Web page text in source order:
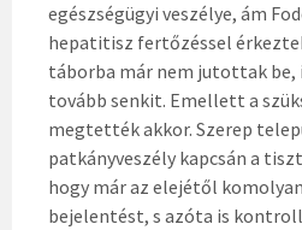
egészségügyi veszélye, ám
hepatitisz fertőzéssel
táborba már nem jutottak
tovább senkit. Emellett a
megtették akkor. Szerep
patkányveszély kapcsán a
hogy már az elejétől
bejelentést, s azóta is